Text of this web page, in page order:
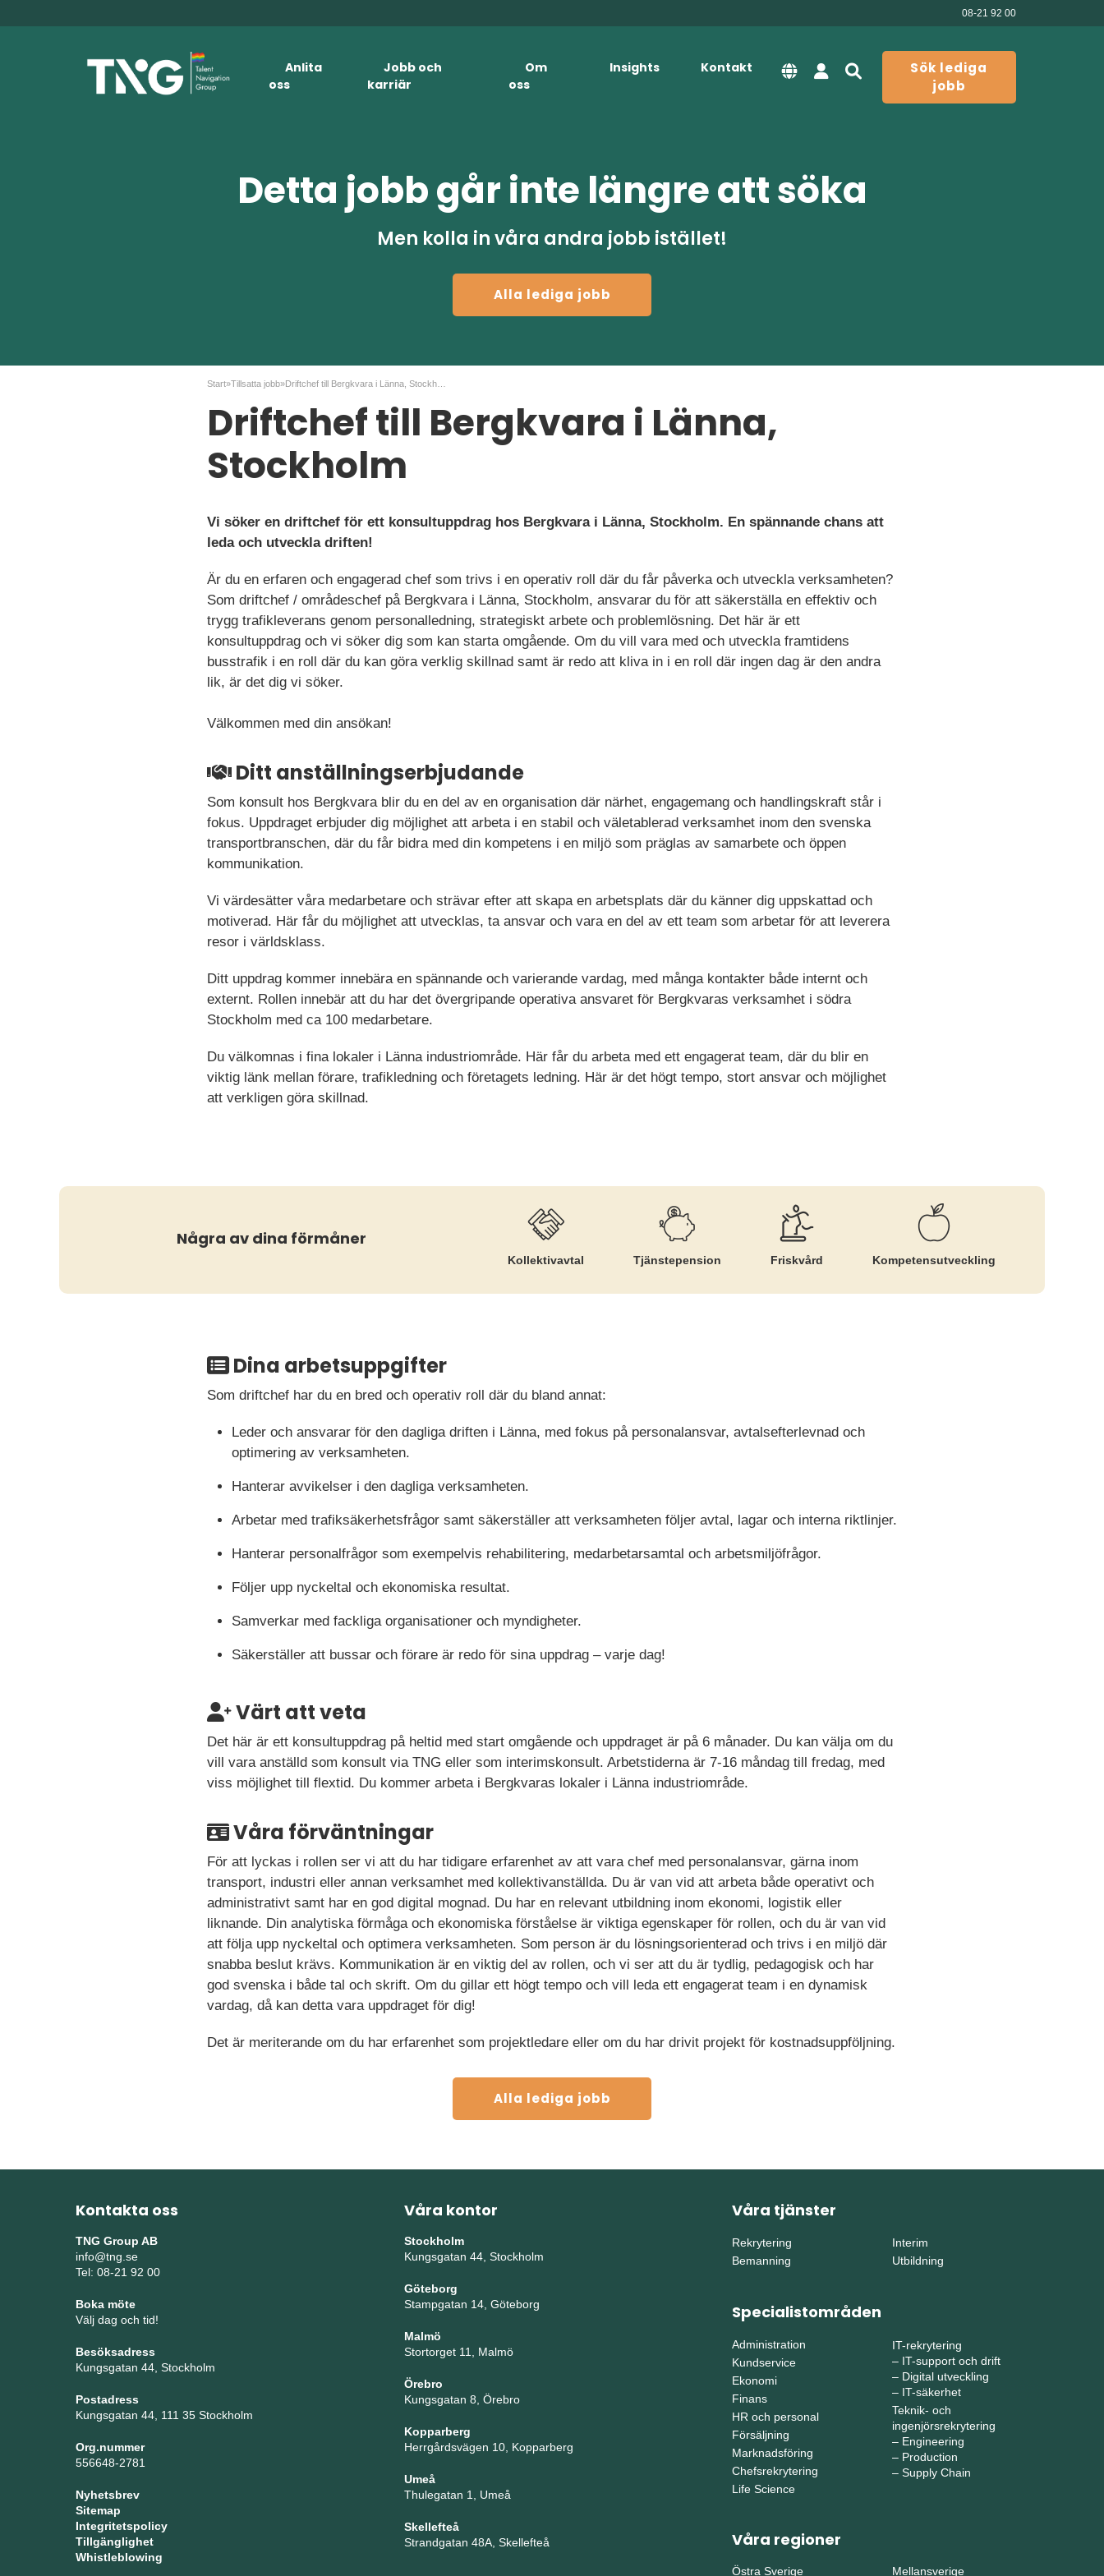
08-21 92 00
Anlita
oss
Jobb och
karriär
Om
oss
Insights Kontakt
Sök lediga
jobb
Detta jobb går inte längre att söka
Men kolla in våra andra jobb istället!
Alla lediga jobb
Start»Tillsatta jobb»
Driftchef till Bergkvara i Länna,
Stockholm
Vi söker en driftchef för ett konsultuppdrag hos Bergkvara i Länna, Stockholm. En spännande chans att
leda och utveckla driften!
Är du en erfaren och engagerad chef som trivs i en operativ roll där du får påverka och utveckla verksamheten?
Som driftchef / områdeschef på Bergkvara i Länna, Stockholm, ansvarar du för att säkerställa en effektiv och
trygg trafikleverans genom personalledning, strategiskt arbete och problemlösning. Det här är ett
konsultuppdrag och vi söker dig som kan starta omgående. Om du vill vara med och utveckla framtidens
busstrafik i en roll där du kan göra verklig skillnad samt är redo att kliva in i en roll där ingen dag är den andra
lik, är det dig vi söker.
Välkommen med din ansökan!
Ditt anställningserbjudande
Som konsult hos Bergkvara blir du en del av en organisation där närhet, engagemang och handlingskraft står i
fokus. Uppdraget erbjuder dig möjlighet att arbeta i en stabil och väletablerad verksamhet inom den svenska
transportbranschen, där du får bidra med din kompetens i en miljö som präglas av samarbete och öppen
kommunikation.
Vi värdesätter våra medarbetare och strävar efter att skapa en arbetsplats där du känner dig uppskattad och
motiverad. Här får du möjlighet att utvecklas, ta ansvar och vara en del av ett team som arbetar för att leverera
resor i världsklass.
Ditt uppdrag kommer innebära en spännande och varierande vardag, med många kontakter både internt och
externt. Rollen innebär att du har det övergripande operativa ansvaret för Bergkvaras verksamhet i södra
Stockholm med ca 100 medarbetare.
Du välkomnas i fina lokaler i Länna industriområde. Här får du arbeta med ett engagerat team, där du blir en
viktig länk mellan förare, trafikledning och företagets ledning. Här är det högt tempo, stort ansvar och möjlighet
att verkligen göra skillnad.
Några av dina förmåner
Kollektiv­avtal Tjänste­pension Friskvård Kompetens­utveckling
Dina arbetsuppgifter
Som driftchef har du en bred och operativ roll där du bland annat:
Leder och ansvarar för den dagliga driften i Länna, med fokus på personalansvar, avtalsefterlevnad och
optimering av verksamheten.
Hanterar avvikelser i den dagliga verksamheten.
Arbetar med trafiksäkerhetsfrågor samt säkerställer att verksamheten följer avtal, lagar och interna riktlinjer.
Hanterar personalfrågor som exempelvis rehabilitering, medarbetarsamtal och arbetsmiljöfrågor.
Följer upp nyckeltal och ekonomiska resultat.
Samverkar med fackliga organisationer och myndigheter.
Säkerställer att bussar och förare är redo för sina uppdrag – varje dag!
Värt att veta
Det här är ett konsultuppdrag på heltid med start omgående och uppdraget är på 6 månader. Du kan välja om du
vill vara anställd som konsult via TNG eller som interimskonsult. Arbetstiderna är 7-16 måndag till fredag, med
viss möjlighet till flextid. Du kommer arbeta i Bergkvaras lokaler i Länna industriområde.
Våra förväntningar
För att lyckas i rollen ser vi att du har tidigare erfarenhet av att vara chef med personalansvar, gärna inom
transport, industri eller annan verksamhet med kollektivanställda. Du är van vid att arbeta både operativt och
administrativt samt har en god digital mognad. Du har en relevant utbildning inom ekonomi, logistik eller
liknande. Din analytiska förmåga och ekonomiska förståelse är viktiga egenskaper för rollen, och du är van vid
att följa upp nyckeltal och optimera verksamheten. Som person är du lösningsorienterad och trivs i en miljö där
snabba beslut krävs. Kommunikation är en viktig del av rollen, och vi ser att du är tydlig, pedagogisk och har
god svenska i både tal och skrift. Om du gillar ett högt tempo och vill leda ett engagerat team i en dynamisk
vardag, då kan detta vara uppdraget för dig!
Det är meriterande om du har erfarenhet som projektledare eller om du har drivit projekt för kostnadsuppföljning.
Alla lediga jobb
Kontakta oss
TNG Group AB
info@tng.se
Tel: 08-21 92 00
Boka möte
Välj dag och tid!
Besöksadress
Kungsgatan 44, Stockholm
Postadress
Kungsgatan 44, 111 35 Stockholm
Org.nummer
556648-2781
Nyhetsbrev
Sitemap
Integritetspolicy
Tillgänglighet
Whistleblowing
Våra kontor
Stockholm
Kungsgatan 44, Stockholm
Göteborg
Stampgatan 14, Göteborg
Malmö
Stortorget 11, Malmö
Örebro
Kungsgatan 8, Örebro
Kopparberg
Herrgårdsvägen 10, Kopparberg
Umeå
Thulegatan 1, Umeå
Skellefteå
Strandgatan 48A, Skellefteå
Våra tjänster
Rekrytering
Bemanning
Interim
Utbildning
Specialistområden
Administration
Kundservice
Ekonomi
Finans
HR och personal
Försäljning
Marknadsföring
Chefsrekrytering
Life Science
IT-rekrytering
– IT-support och drift
– Digital utveckling
– IT-säkerhet
Teknik- och
ingenjörsrekrytering
– Engineering
– Production
– Supply Chain
Våra regioner
Östra Sverige Mellansverige